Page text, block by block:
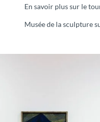
En savoir plus sur le
Musée de la sculpture